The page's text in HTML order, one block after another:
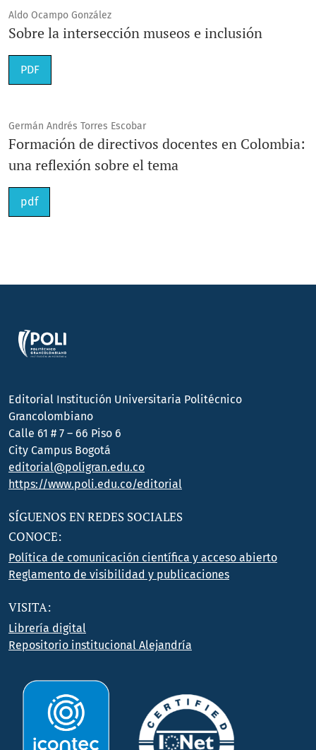
Aldo Ocampo González
Sobre la intersección museos e inclusión
PDF
Germán Andrés Torres Escobar
Formación de directivos docentes en Colombia:
una reflexión sobre el tema
pdf
Editorial Institución Universitaria Politécnico
Grancolombiano
Calle 61 # 7 – 66 Piso 6
City Campus Bogotá
editorial@poligran.edu.co
https://www.poli.edu.co/editorial
SÍGUENOS EN REDES SOCIALES
CONOCE:
Política de comunicación científica y acceso abierto
Reglamento de visibilidad y publicaciones
VISITA:
Librería digital
Repositorio institucional Alejandría